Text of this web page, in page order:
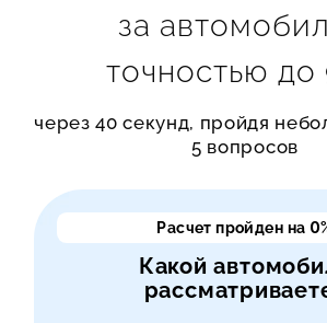
за
точностью до
через 40 секунд, пройдя
5 вопросов
Расчет пройден на 0
Какой